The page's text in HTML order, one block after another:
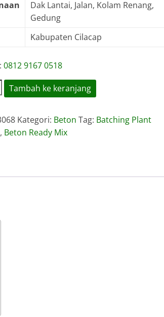
Dak Lantai, Jalan, Kolam Renang,
Gedung
Kabupaten Cilacap
0812 9167 0518
Tambah ke keranjang
Kategori: Beton Tag: Batching Plant
, Beton Ready Mix